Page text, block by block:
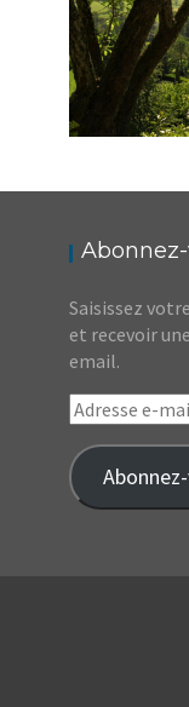
FRANCE //
Audrey
Saisissez
et recevoir
email.
Adresse
e-
mail